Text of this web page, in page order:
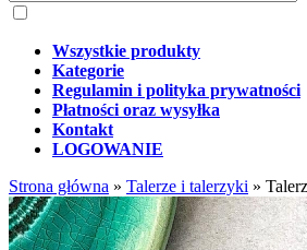
Wszystkie produkty
Kategorie
Regulamin i polityka prywatności
Płatności oraz wysyłka
Kontakt
LOGOWANIE
Strona główna » Talerze i talerzyki »